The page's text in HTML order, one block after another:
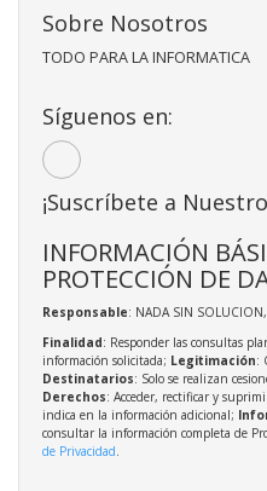
Sobre Nosotros
TODO PARA LA INFORMATICA
Síguenos en:
¡Suscríbete a
INFORMACIÓN
PROTECCIÓN DE
Responsable: NADA SIN
Finalidad: Responder las consultas
información solicitada; Legitimación:
Destinatarios: Solo se realizan
Derechos: Acceder, rectificar y
indica en la información adicional;
consultar la información completa de
de Privacidad.